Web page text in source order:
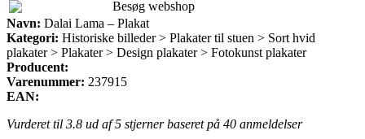
Besøg webshop
Navn: Dalai Lama – Plakat
Kategori: Historiske billeder > Plakater til stuen > Sort hvid
plakater > Plakater > Design plakater > Fotokunst plakater
Producent:
Varenummer: 237915
EAN:
Vurderet til 3.8 ud af 5 stjerner baseret på 40 anmeldelser